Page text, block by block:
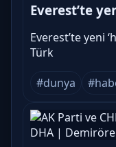
Everest’te
Everest’te yeni
Türk
#dunya